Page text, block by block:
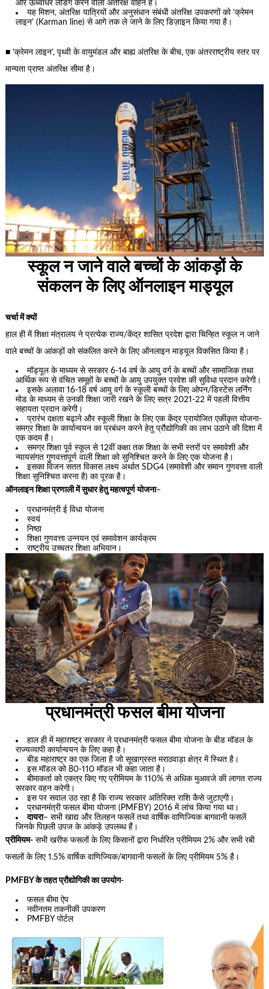
और ऊर्ध्वाधर लैंडिंग करने वाला अंतरिक्ष वाहन है।
यह मिशन, अंतरिक्ष यात्रियों और अनुसंधान संबंधी अंतरिक्ष उपकरणों को ‘क्रेमन
लाइन’ (Karman line) से आगे तक ले जाने के लिए डिज़ाइन किया गया है।
■ ‘क्रेमन लाइन’, पृथ्वी के वायुमंडल और बाह्य अंतरिक्ष के बीच, एक अंतरराष्ट्रीय स्तर पर
मान्यता प्राप्त अंतरिक्ष सीमा है।
स्कूल न जाने वाले बच्चों के आंकड़ों के
संकलन के लिए ऑनलाइन माड्यूल
चर्चा में क्यों
हाल ही में शिक्षा मंत्रालय ने प्रत्येक राज्य/केंद्र शासित प्रदेश द्वारा चिन्हित स्कूल न जाने
वाले बच्चों के आंकड़ों को संकलित करने के लिए ऑनलाइन माड्यूल विकसित किया है।
मॉड्यूल के माध्यम से सरकार 6-14 वर्ष के आयु वर्ग के बच्चों और सामाजिक तथा
आर्थिक रूप से वंचित समूहों के बच्चों के आयु उपयुक्त प्रवेश की सुविधा प्रदान करेगी।
इसके अलावा 16-18 वर्ष आयु वर्ग के स्कूली बच्चों के लिए ओपन/डिस्टेंस लर्निंग
मोड के माध्यम से उनकी शिक्षा जारी रखने के लिए सत्र 2021-22 में पहली वित्तीय
सहायता प्रदान करेगी।
प्रारंभ दक्षता बढ़ाने और स्कूली शिक्षा के लिए एक केंद्र प्रायोजित एकीकृत योजना-
समग्र शिक्षा के कार्यान्वयन का प्रबंधन करने हेतु प्रौद्योगिकी का लाभ उठाने की दिशा में
एक कदम है।
समग्र शिक्षा पूर्व स्कूल से 12वीं कक्षा तक शिक्षा के सभी स्तरों पर समावेशी और
न्यायसंगत गुणवत्तापूर्ण वाली शिक्षा को सुनिश्चित करने के लिए एक योजना है।
इसका विजन सतत विकास लक्ष्य अर्थात SDG4 (समावेशी और समान गुणवत्ता वाली
शिक्षा सुनिश्चित करना है) का पूरक है।
ऑनलाइन शिक्षा प्रणाली में सुधार हेतु महत्वपूर्ण योजना–
प्रधानमंत्री ई विधा योजना
स्वयं
निष्ठा
शिक्षा गुणवत्ता उन्नयन एवं समावेशन कार्यक्रम
राष्ट्रीय उच्चतर शिक्षा अभियान।
प्रधानमंत्री फसल बीमा योजना
हाल ही में महाराष्ट्र सरकार ने प्रधानमंत्री फसल बीमा योजना के बीड मॉडल के
राज्यव्यापी कार्यान्वयन के लिए कहा है।
बीड महाराष्ट्र का एक जिला है जो सूखाग्रस्त मराठवाड़ा क्षेत्र में स्थित है।
इस मॉडल को 80-110 मॉडल भी कहा जाता है।
बीमाकर्ता को एकत्र किए गए प्रीमियम के 110% से अधिक मुआवजे की लागत राज्य
सरकार वहन करेगी।
इस पर सवाल उठ रहा है कि राज्य सरकार अतिरिक्त राशि कैसे जुटाएगी।
प्रधानमंत्री फसल बीमा योजना (PMFBY) 2016 में लांच किया गया था।
दायरा– सभी खाद्य और तिलहन फसलें तथा वार्षिक वाणिज्यिक बागवानी फसलें
जिनके पिछली उपज के आंकड़े उपलब्ध हैं।
प्रीमियम-सभी खरीफ फसलों के लिए किसानों द्वारा निर्धारित प्रीमियम 2% और सभी रबी
फसलों के लिए 1.5% वार्षिक वाणिज्यिक/बागवानी फसलों के लिए प्रीमियम 5% है।
PMFBY के तहत प्रौद्योगिकी का उपयोग-
फसल बीमा ऐप
नवीनतम तकनीकी उपकरण
PMFBY पोर्टल